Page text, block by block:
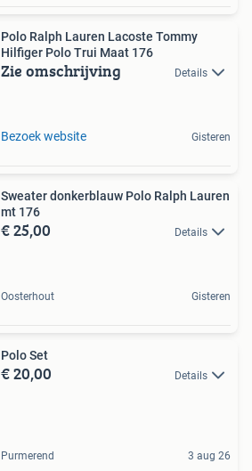
Polo Ralph Lauren Lacoste Tommy
Hilfiger Polo Trui Maat 176
Zie omschrijving Details
Bezoek website Gisteren
Sweater donkerblauw Polo Ralph Lauren
mt 176
€ 25,00 Details
Oosterhout Gisteren
Polo Set
€ 20,00 Details
Purmerend 3 aug 26